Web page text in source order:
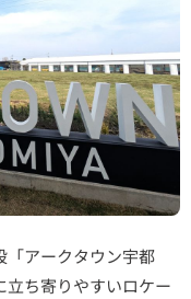
「アークタウン宇都
ち寄りやすいロケー